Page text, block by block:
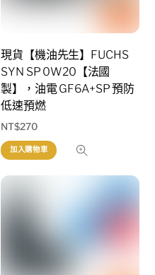
現貨【機油先生】FUCHS
SYN SP 0W20【法國
製】，油電 GF6A+SP 預防
低速預燃
NT$270
加入購物車